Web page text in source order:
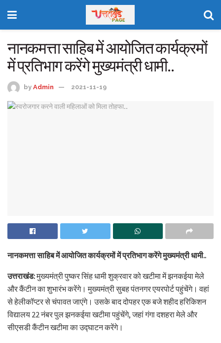
नानकमत्ता साहिब में आयोजित कार्यक्रमों
में प्रतिभाग करेंगे मुख्यमंत्री धामी..
by Admin 2021-11-19
नानकमत्ता साहिब में आयोजित कार्यक्रमों में प्रतिभाग करेंगे मुख्यमंत्री धामी..
उत्तराखंड:मुख्यमंत्री पुष्कर सिंह धामी शुक्रवार को खटीमा में झनकईया मेले
और कैंटीन का शुभारंभ करेंगे। मुख्यमंत्री सुबह पंतनगर एयरपोर्ट पहुंचेंगे। वहां
से हेलीकॉप्टर से चंपावत जाएंगे। उसके बाद दोपहर एक बजे शहीद हरिकिशन
विद्यालय 22 नंबर पुल झनकईया खटीमा पहुंचेंगे, जहां गंगा दशहरा मेले और
सीएसडी कैंटीन खटीमा का उद्घाटन करेंगे।